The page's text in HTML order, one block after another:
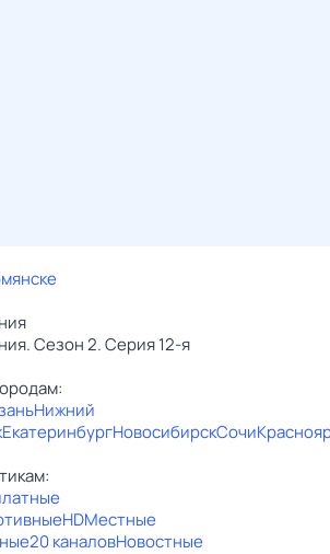
Сезон 2. Серия 12-я
Нижний
ЕкатеринбургНовосибирскСочи
HDМестные
20 каналовНовостные